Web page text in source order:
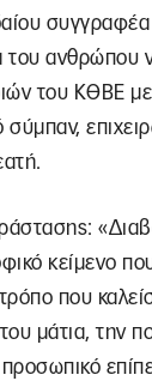
συγγραφέα
ανθρώπου
του ΚΘΒΕ
κείμενο
που
μάτια, την